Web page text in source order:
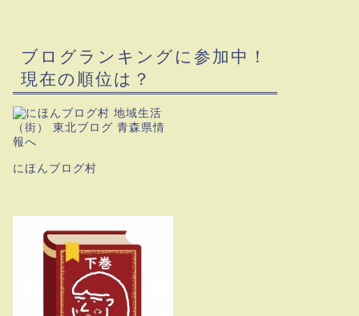
ブログランキングに参加中！
現在の順位は？
にほんブログ村